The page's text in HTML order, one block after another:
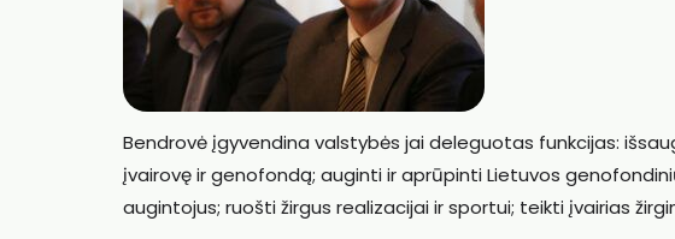
Bendrovė įgyvendina valstybės jai deleguotas funkcijas:
įvairovę ir genofondą; auginti ir aprūpinti Lietuvos
augintojus; ruošti žirgus realizacijai ir sportui; teikti įvairias